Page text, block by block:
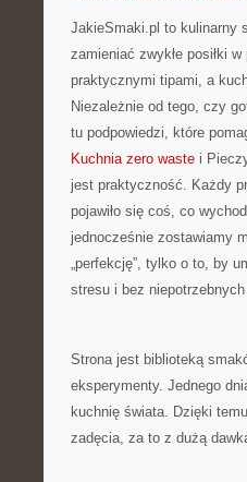
JakieSmaki.pl to kulinarny
zamieniać zwykłe posiłki
praktycznymi tipami, a
Niezależnie od tego, czy
tu podpowiedzi, które
Kuchnia zero waste i
jest praktyczność. Każdy
pojawiło się coś, co
jednocześnie zostawiamy
„perfekcję”, tylko o to, by
stresu i bez niepotrzebnych
Strona jest biblioteką
eksperymenty. Jednego
kuchnię świata. Dzięki
zadęcia, za to z dużą